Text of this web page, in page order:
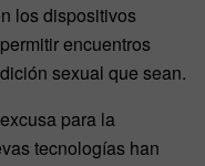
los dispositivos
encuentros
sexual que sean.
para la
tecnologías han